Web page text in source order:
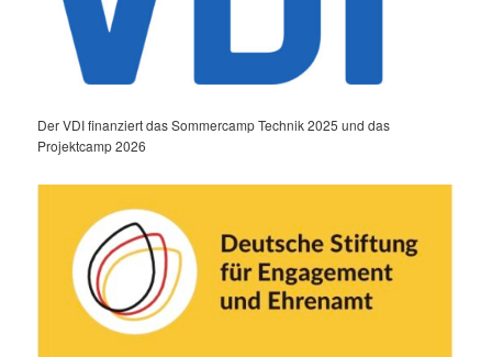
Der VDI finanziert das Sommercamp Technik 2025 und das
Projektcamp 2026